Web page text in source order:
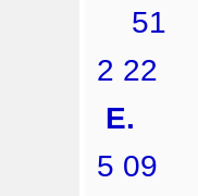
51
2 22
E.
5 09